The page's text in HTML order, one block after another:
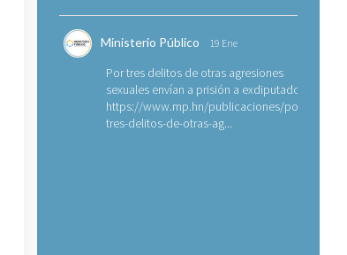
Ministerio Público 19 Ene
Por tres delitos de otras agresiones
sexuales envían a prisión a exdiputado
https://www.mp.hn/publicaciones/por-
tres-delitos-de-otras-ag...